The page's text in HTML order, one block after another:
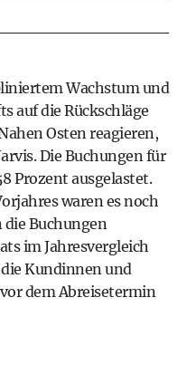
Wachstum und
auf die Rückschläge
Osten reagieren,
Die Buchungen für
Prozent ausgelastet.
waren es noch
die Buchungen
im Jahresvergleich
Kundinnen und
dem Abreisetermin